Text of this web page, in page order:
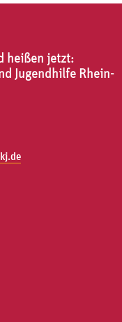
heißen jetzt:
Jugendhilfe Rhein-